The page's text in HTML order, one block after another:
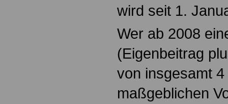
wird seit 1.
Wer ab 2008
(Eigenbeitrag
von insgesamt
maßgeblichen